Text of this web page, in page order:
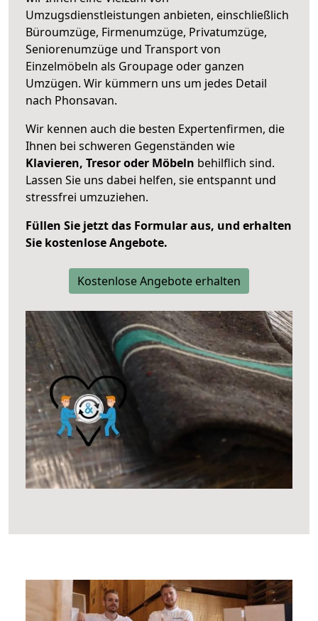
Umzugsdienstleistungen anbieten, einschließlich
Büroumzüge, Firmenumzüge, Privatumzüge,
Seniorenumzüge und Transport von
Einzelmöbeln als Groupage oder ganzen
Umzügen. Wir kümmern uns um jedes Detail
nach Phonsavan.
Wir kennen auch die besten Expertenfirmen, die
Ihnen bei schweren Gegenständen wie
Klavieren, Tresor oder Möbeln behilflich sind.
Lassen Sie uns dabei helfen, sie entspannt und
stressfrei umzuziehen.
Füllen Sie jetzt das Formular aus, und erhalten
Sie kostenlose Angebote.
Kostenlose Angebote erhalten